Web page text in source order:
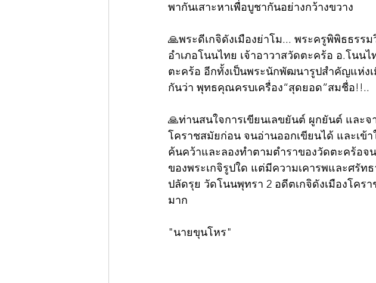
พากันเสาะหาเพื่อบูชากันอย่างกว้างขวาง
🙏พระดีเกจิดังเมืองย่าโม... พระครูพิพิธธรร
อำเภอโนนไทย เจ้าอาวาสวัดตะคร้อ อ.โน
ตะคร้อ อีกทั้งเป็นพระนักพัฒนารูปสำคัญแห่ง
กันว่า พุทธคุณครบเครื่อง“สุดยอด”สมชื่อ!!..
🙏ท่านสนใจการเขียนเลขยันต์ ผูกยันต์ และ
โคราชสมัยก่อน จนอ่านออกเขียนได้ และเข้
ค้นคว้าและลองทำตามตำราของวัดตะคร้อจ
ของพระเกจิรูปใด แต่มีความเคารพและศรั
ปลัดรุย วัดโนนพุทรา 2 อดีตเกจิดังเมืองโคร
มาก
"นายขุนโหร"